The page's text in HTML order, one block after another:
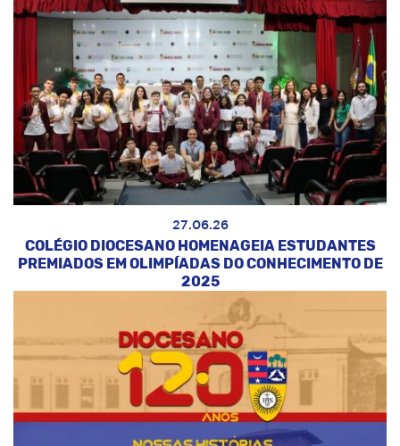
27.06.26
COLÉGIO DIOCESANO HOMENAGEIA ESTUDANTES
PREMIADOS EM OLIMPÍADAS DO CONHECIMENTO DE
2025